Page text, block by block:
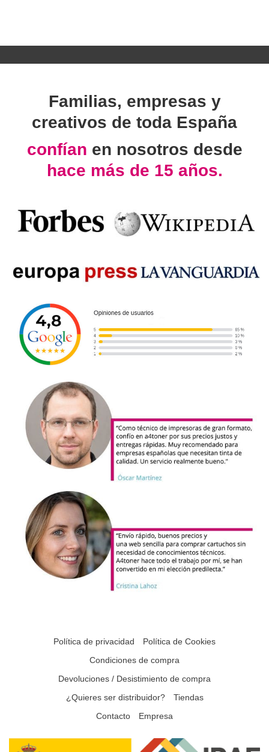
Familias, empresas y
creativos de toda España
confían en nosotros desde
hace más de 15 años.
Política de privacidad
Política de Cookies
Condiciones de compra
Devoluciones / Desistimiento de compra
¿Quieres ser distribuidor?
Tiendas
Contacto
Empresa